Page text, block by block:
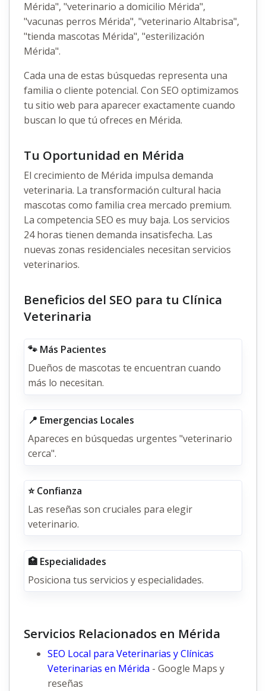
Mérida", "veterinario a domicilio Mérida",
"vacunas perros Mérida", "veterinario Altabrisa",
"tienda mascotas Mérida", "esterilización
Mérida".
Cada una de estas búsquedas representa una
familia o cliente potencial. Con SEO optimizamos
tu sitio web para aparecer exactamente cuando
buscan lo que tú ofreces en Mérida.
Tu Oportunidad en Mérida
El crecimiento de Mérida impulsa demanda
veterinaria. La transformación cultural hacia
mascotas como familia crea mercado premium.
La competencia SEO es muy baja. Los servicios
24 horas tienen demanda insatisfecha. Las
nuevas zonas residenciales necesitan servicios
veterinarios.
Beneficios del SEO para tu Clínica
Veterinaria
🐾 Más Pacientes
Dueños de mascotas te encuentran cuando
más lo necesitan.
📍 Emergencias Locales
Apareces en búsquedas urgentes "veterinario
cerca".
⭐ Confianza
Las reseñas son cruciales para elegir
veterinario.
🏥 Especialidades
Posiciona tus servicios y especialidades.
Servicios Relacionados en Mérida
SEO Local para Veterinarias y Clínicas
Veterinarias en Mérida - Google Maps y
reseñas